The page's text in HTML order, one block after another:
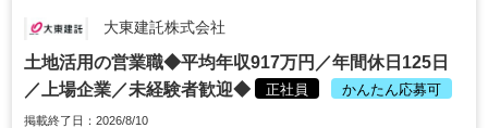
大東建託株式会社
土地活用の営業職◆平均年収917万円／年間休日125日
／上場企業／未経験者歓迎◆
正社員 かんたん応募可
掲載終了日：2026/8/10